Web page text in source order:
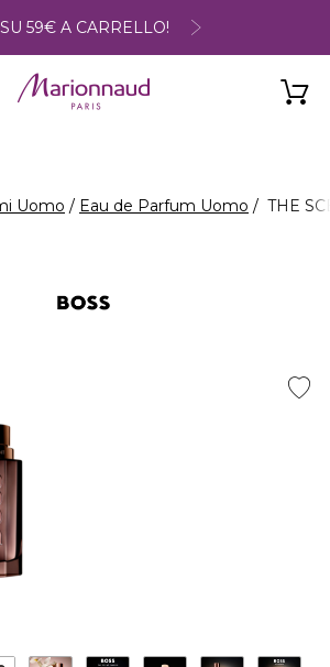
59€ A CARRELLO!
Uomo Eau de Parfum Uomo THE